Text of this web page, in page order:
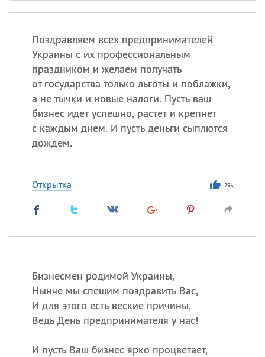
Поздравляем всех предпринимателей
Украины с их профессиональным
праздником и желаем получать
от государства только льготы и поблажки,
а не тычки и новые налоги. Пусть ваш
бизнес идет успешно, растет и крепнет
с каждым днем. И пусть деньги сыплются
дождем.
Открытка 296
Бизнесмен родимой Украины,
Нынче мы спешим поздравить Вас,
И для этого есть веские причины,
Ведь День предпринимателя у нас!
И пусть Ваш бизнес ярко процветает,